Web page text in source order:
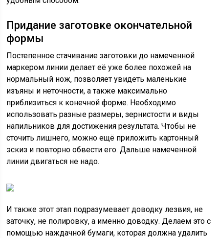
Придание заготовке окончательной
формы
Постепенное стачивание заготовки до намеченной
маркером линии делает её уже более похожей на
нормальный нож, позволяет увидеть маленькие
изъяны и неточности, а также максимально
приблизиться к конечной форме. Необходимо
использовать разные размеры, зернистости и виды
напильников для достижения результата. Чтобы не
сточить лишнего, можно ещё приложить картонный
эскиз и повторно обвести его. Дальше намеченной
линии двигаться не надо.
И также этот этап подразумевает доводку лезвия, не
заточку, не полировку, а именно доводку. Делаем это с
помощью наждачной бумаги, которая должна удалить